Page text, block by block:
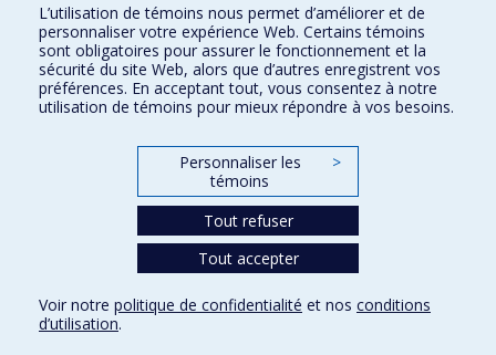
Orthophonie et audiologie
Réadaptation
Directions
Confidentialité Conditions d’utilisation Paramètres des témoins
L’utilisation de témoins nous permet d’améliorer et de
personnaliser votre expérience Web. Certains témoins
sont obligatoires pour assurer le fonctionnement et la
sécurité du site Web, alors que d’autres enregistrent vos
préférences. En acceptant tout, vous consentez à notre
utilisation de témoins pour mieux répondre à vos besoins.
Personnaliser les
témoins
>
Tout refuser
Tout accepter
Voir notre politique de confidentialité et nos conditions
d’utilisation.